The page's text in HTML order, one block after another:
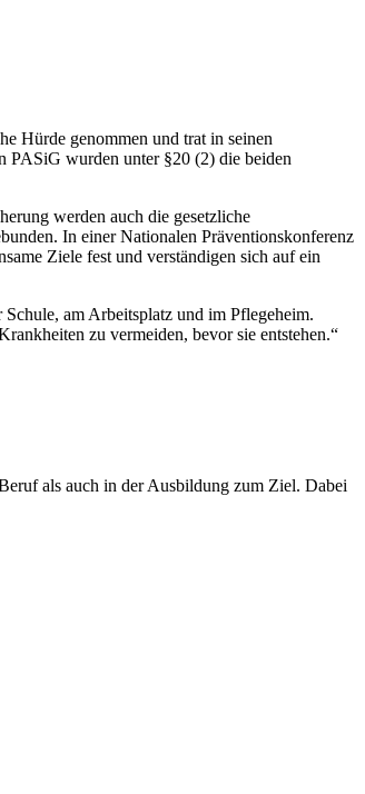
Hürde genommen und trat in seinen
PASiG wurden unter §20 (2) die beiden
werden auch die gesetzliche
In einer Nationalen Präventionskonferenz
Ziele fest und verständigen sich auf ein
am Arbeitsplatz und im Pflegeheim.
zu vermeiden, bevor sie entstehen.“
als auch in der Ausbildung zum Ziel. Dabei